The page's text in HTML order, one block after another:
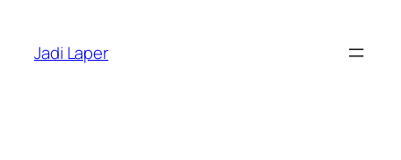
content
Jadi Laper